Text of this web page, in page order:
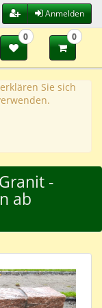
Anmelden
0 0
Sie sich
-
ab